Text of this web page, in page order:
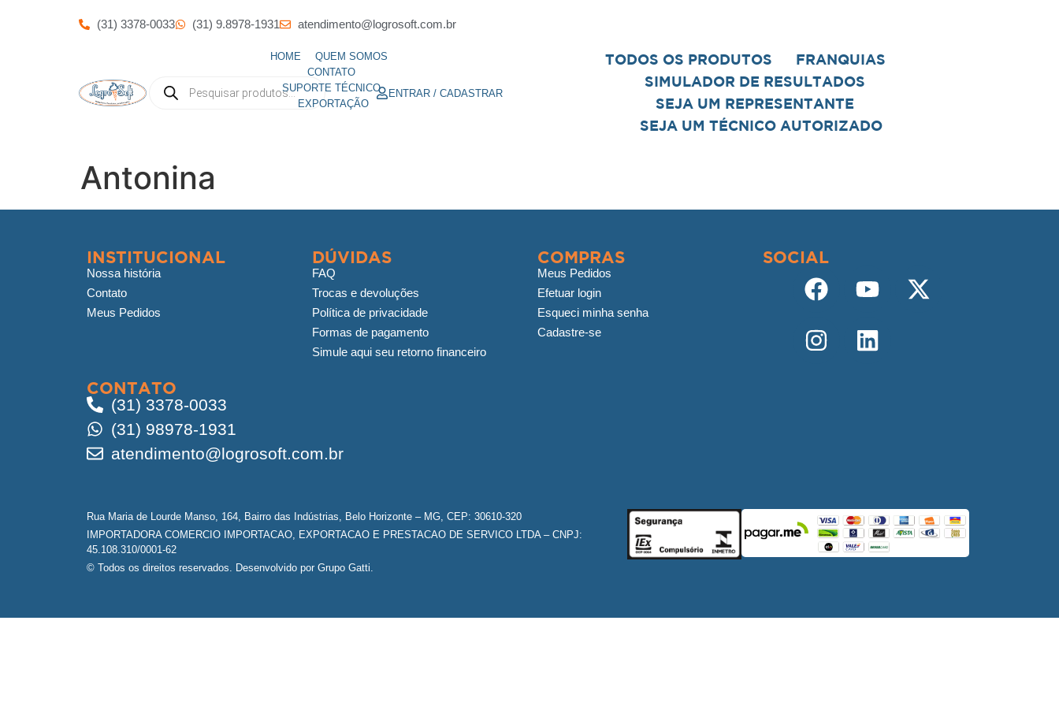
(31) 3378-0033 (31) 9.8978-1931 atendimento@logrosoft.com.br
HOME
QUEM SOMOS
CONTATO
SUPORTE TÉCNICO
EXPORTAÇÃO
ENTRAR / CADASTRAR
TODOS OS PRODUTOS
FRANQUIAS
SIMULADOR DE RESULTADOS
SEJA UM REPRESENTANTE
SEJA UM TÉCNICO AUTORIZADO
Antonina
INSTITUCIONAL
Nossa história
Contato
Meus Pedidos
DÚVIDAS
FAQ
Trocas e devoluções
Política de privacidade
Formas de pagamento
Simule aqui seu retorno financeiro
COMPRAS
Meus Pedidos
Efetuar login
Esqueci minha senha
Cadastre-se
SOCIAL
CONTATO
(31) 3378-0033
(31) 98978-1931
atendimento@logrosoft.com.br
Rua Maria de Lourde Manso, 164, Bairro das Indústrias, Belo Horizonte – MG, CEP: 30610-320
IMPORTADORA COMERCIO IMPORTACAO, EXPORTACAO E PRESTACAO DE SERVICO LTDA – CNPJ:
45.108.310/0001-62
© Todos os direitos reservados. Desenvolvido por Grupo Gatti.